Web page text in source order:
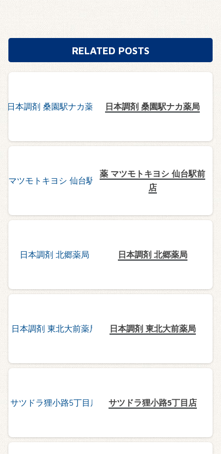
RELATED POSTS
日本調剤 桑園駅ナカ薬局
薬 マツモトキヨシ 仙台駅前
店
日本調剤 北郷薬局
日本調剤 東北大前薬局
サツドラ狸小路5丁目店